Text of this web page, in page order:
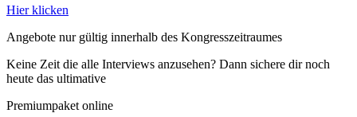
Hier klicken
Angebote nur gültig innerhalb des Kongresszeitraumes
Keine Zeit die alle Interviews anzusehen? Dann sichere dir noch
heute das ultimative
Premiumpaket online